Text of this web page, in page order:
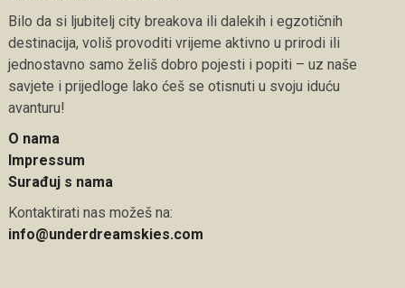
Bilo da si ljubitelj city breakova ili dalekih i egzotičnih
destinacija, voliš provoditi vrijeme aktivno u prirodi ili
jednostavno samo želiš dobro pojesti i popiti – uz naše
savjete i prijedloge lako ćeš se otisnuti u svoju iduću
avanturu!
O nama
Impressum
Surađuj s nama
Kontaktirati nas možeš na:
info@underdreamskies.com